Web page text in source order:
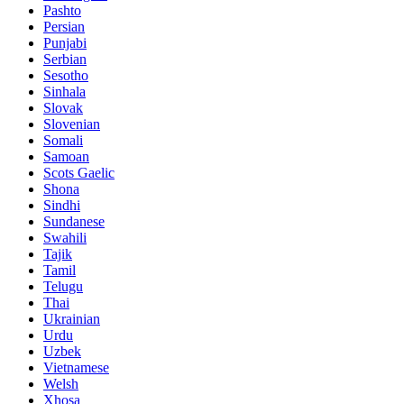
Pashto
Persian
Punjabi
Serbian
Sesotho
Sinhala
Slovak
Slovenian
Somali
Samoan
Scots Gaelic
Shona
Sindhi
Sundanese
Swahili
Tajik
Tamil
Telugu
Thai
Ukrainian
Urdu
Uzbek
Vietnamese
Welsh
Xhosa